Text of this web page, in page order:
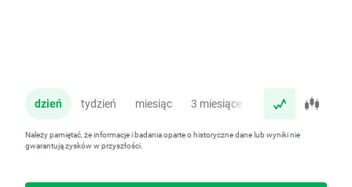
dzień tydzień miesiąc 3 miesiące rok
Należy pamiętać, że informacje i badania oparte o historyczne dane lub wyniki nie
gwarantują zysków w przyszłości.